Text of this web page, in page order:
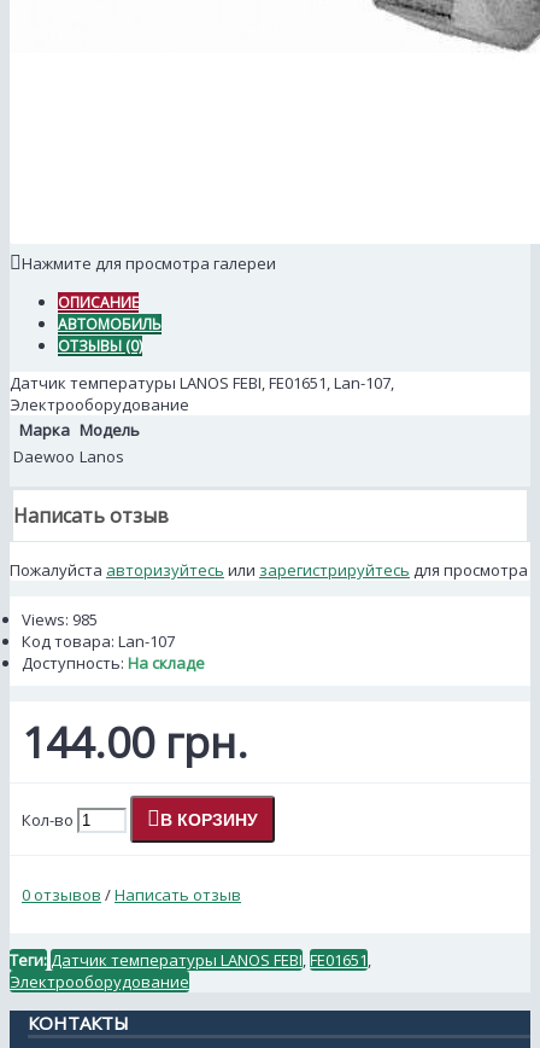
Нажмите для просмотра галереи
ОПИСАНИЕ
АВТОМОБИЛЬ
ОТЗЫВЫ (0)
Датчик температуры LANOS FEBI, FE01651, Lan-107,
Электрооборудование
Марка Модель
Daewoo Lanos
Написать отзыв
Пожалуйста авторизуйтесь или зарегистрируйтесь для просмотра
Views: 985
Код товара: Lan-107
Доступность: На складе
144.00 грн.
Кол-во В КОРЗИНУ
0 отзывов /Написать отзыв
Теги: Датчик температуры LANOS FEBI FE01651
Электрооборудование
КОНТАКТЫ